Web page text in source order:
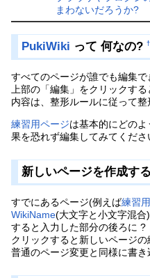
まわないだろうか?
PukiWiki って 何なの?†
すべてのページが誰でも編集
上部の「編集」をクリックす
内容は、整形ルールに従って整
練習用ページは基本的にどの
果を恐れず編集してみてくださ
新しいページを作成す
すでにあるページ(例えば練習
WikiName(大文字と小文字混合
すると入力した部分の後ろに
クリックすると新しいページ
普通のページ変更と同様に書き